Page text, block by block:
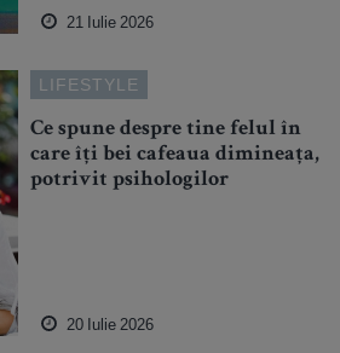
21 Iulie 2026
LIFESTYLE
Ce spune despre tine felul în
care îți bei cafeaua dimineața,
potrivit psihologilor
20 Iulie 2026